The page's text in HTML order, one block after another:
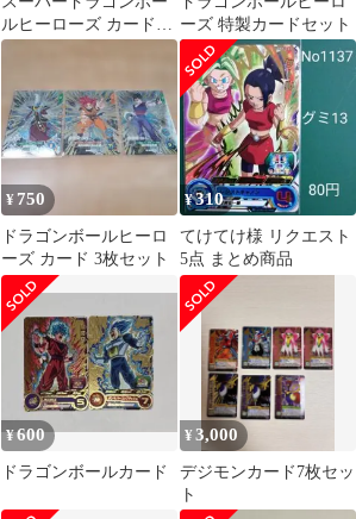
ルヒーローズ カード3
枚セット
ーズ 特製カードセット
¥ 750
ドラゴンボールヒーロ
ーズ カード 3枚セット
¥310
てけてけ様 リクエスト
5点 まとめ商品
¥600
ドラゴンボールカード
¥3,000
デジモンカード7枚セッ
ト